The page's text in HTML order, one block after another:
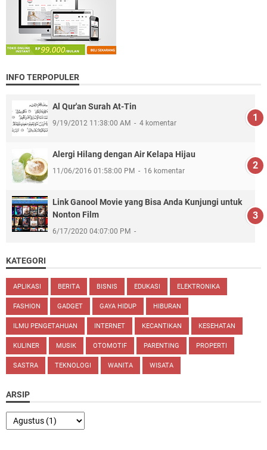
INFO TERPOPULER
Al Qur'an Surah At-Tin
9/19/2012 11:38:00 AM 4 komentar
Alergi Hilang dengan Air Kelapa Hijau
11/06/2016 01:58:00 PM 16 komentar
Link Ganool Movie yang Bisa Anda Kunjungi untuk
Nonton Film
6/17/2020 04:07:00 PM
KATEGORI
APLIKASI BERITA BISNIS EDUKASI ELEKTRONIKA
FASHION GADGET GAYA HIDUP HIBURAN
ILMU PENGETAHUAN INTERNET KECANTIKAN KESEHATAN
KULINER MUSIK OTOMOTIF PARENTING PROPERTI
SASTRA TEKNOLOGI WANITA WISATA
ARSIP